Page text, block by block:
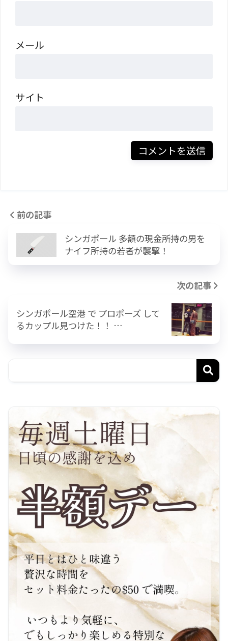
メール
サイト
前の記事
シンガポール 多額の現金所持の男を
ナイフ所持の若者が襲撃！
次の記事
シンガポール空港 で プロポーズ して
るカップル見つけた！！ …